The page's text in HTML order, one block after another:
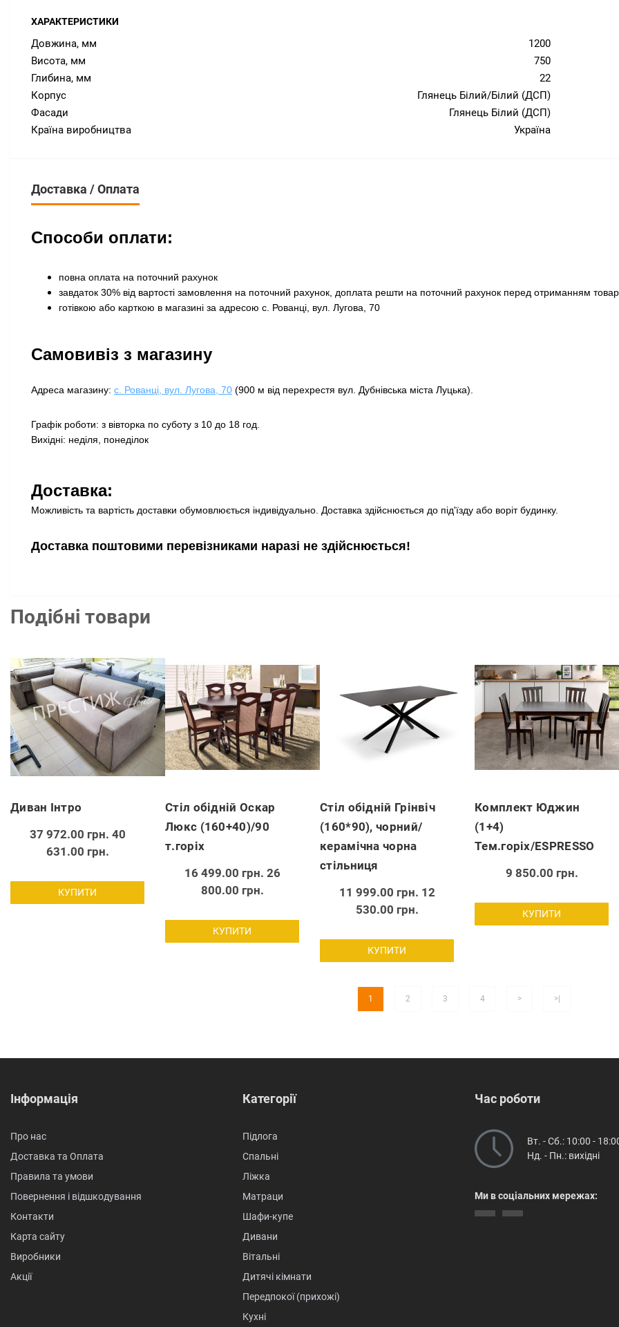
ХАРАКТЕРИСТИКИ
Довжина, мм
1200
Висота, мм
750
Глибина, мм
22
Корпус
Глянець Білий/Білий (ДСП)
Фасади
Глянець Білий (ДСП)
Країна виробництва
Україна
Доставка / Оплата
Способи оплати:
повна оплата на поточний рахунок
завдаток 30% від вартості замовлення на поточний рахунок, доплата решти на поточний рахунок перед отриманням
готівкою або карткою в магазині за адресою с. Рованці, вул. Лугова, 70
Самовивіз з магазину
Адреса магазину: с. Рованці, вул. Лугова, 70 (900 м від перехрестя вул. Дубнівська міста Луцька).
Графік роботи: з вівторка по суботу з 10 до 18 год.
Вихідні: неділя, понеділок
Доставка:
Можливість та вартість доставки обумовлюється індивідуально. Доставка здійснюється до під'їзду або воріт будинку.
Доставка поштовими перевізниками наразі не здійснюється!
Подібні товари
Диван Інтро
37 972.00 грн. 40
631.00 грн.
КУПИТИ
Стіл обідній Оскар
Люкс (160+40)/90
т.горіх
16 499.00 грн. 26
800.00 грн.
КУПИТИ
Стіл обідній Грінвіч
(160*90), чорний/
керамічна чорна
стільниця
11 999.00 грн. 12
530.00 грн.
КУПИТИ
Комплект Юджин
(1+4)
Тем.горіх/ESPRESSO
9 850.00 грн.
КУПИТИ
1 2 3 4 > >|
Інформація
Про нас
Доставка та Оплата
Правила та умови
Повернення і відшкодування
Контакти
Карта сайту
Виробники
Акції
Категорії
Підлога
Спальні
Ліжка
Матраци
Шафи-купе
Дивани
Вітальні
Дитячі кімнати
Передпокої (прихожі)
Кухні
Час роботи
Вт. - Сб.: 10:00 -
Нд. - Пн.: вихідні
Ми в соціальних мережах: